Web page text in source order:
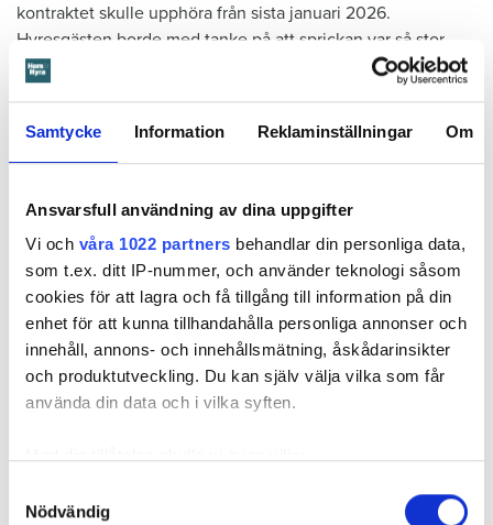
Samtycke Information Reklaminställningar Om
Ansvarsfull användning av dina uppgifter
Vi och våra 1022 partners behandlar din personliga data,
som t.ex. ditt IP-nummer, och använder teknologi såsom
cookies för att lagra och få tillgång till information på din
enhet för att kunna tillhandahålla personliga annonser och
innehåll, annons- och innehållsmätning, åskådarinsikter
och produktutveckling. Du kan själv välja vilka som får
använda din data och i vilka syften.
som kan ha en noggrannhet på upp till flera meter
Nödvändig
kontraktet skulle upphöra från sista januari 2026.
Hyresgästen borde med tanke på att sprickan var så stor
som den var och satt där den satt ha insett att den kunde
med ett beslut. Den enda ändringen är att hyresgästen får
längre tid på sig att flytta – något som hyresvärden inför
domen sagt sig villig att gå med på. Innan 2 november i år
ska hyresgästen ha flyttat ut.
Svea hovrätts beslut kan inte överklagas.
Läs också
Fakta:Värden måste få veta om skador – så säger lagen